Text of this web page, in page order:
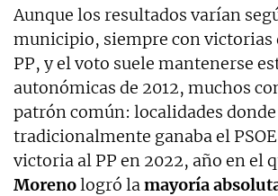
Aunque los resultados varían
municipio, siempre con victorias
PP, y el voto suele mantenerse
autonómicas de 2012, muchos
patrón común: localidades donde
tradicionalmente ganaba el
victoria al PP en 2022, año en el
Morenologró lamayoría